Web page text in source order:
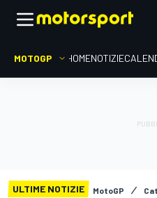
MOTOGP HOMENOTIZIE
ULTIME NOTIZIE MotoGP